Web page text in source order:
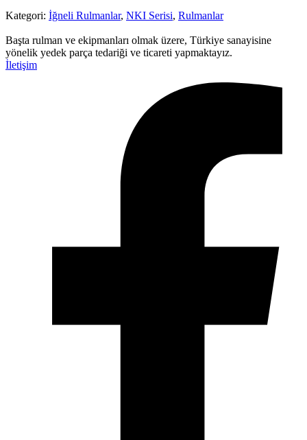
Kategori: İğneli Rulmanlar, NKI Serisi, Rulmanlar
Başta rulman ve ekipmanları olmak üzere, Türkiye sanayisine
yönelik yedek parça tedariği ve ticareti yapmaktayız.
İletişim